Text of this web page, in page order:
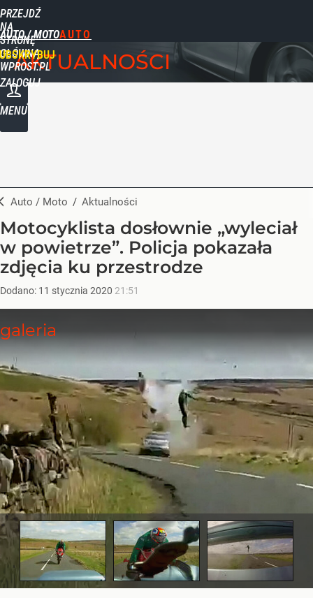
PRZEJDŹ
NA
STRONĘ
GŁÓWNĄ
WPROST.PL
AUTO / MOTO
ZALOGUJ
MENU
AKTUALNOŚCI
Auto / Moto / Aktualności
Motocyklista dosłownie „wyleciał
w powietrze”. Policja pokazała
zdjęcia ku przestrodze
Dodano: 11 stycznia 2020 21:51